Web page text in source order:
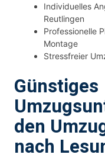
Individuelles
Reutlingen
Professionelle
Montage
Stressfreier
Günstiges
den
nach